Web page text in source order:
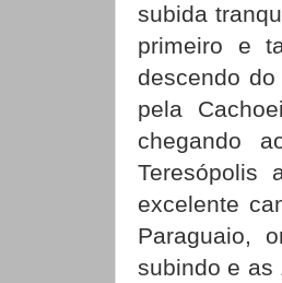
subida
primeiro e
descendo
pela
chegando
Teresópolis
excelente
Paraguaio,
subindo e as